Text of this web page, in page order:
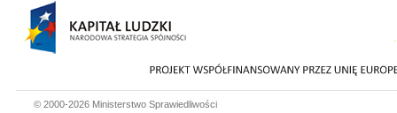
© 2000-2026 Ministerstwo Sprawiedliwości